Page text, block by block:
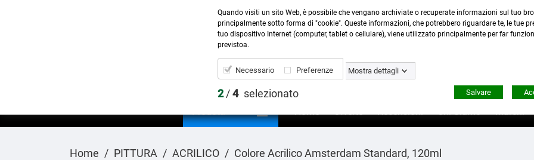
Contattaci:0423 22765- 345 8167305 -
Prodotti  Home Offerte Recensioni Chi Siamo Marchi
Home PITTURA ACRILICO Colore Acrilico Amsterdam Standard, 120ml
Quando visiti un sito Web, è possibile che vengano archiviate o recuperate informazioni sul tuo
principalmente sotto forma di "cookie". Queste informazioni, che potrebbero riguardare te, le tue
tuo dispositivo Internet (computer, tablet o cellulare), viene utilizzato principalmente per far
previstoa.
Necessario Preferenze Mostra dettagli
2/4 selezionato Salvare